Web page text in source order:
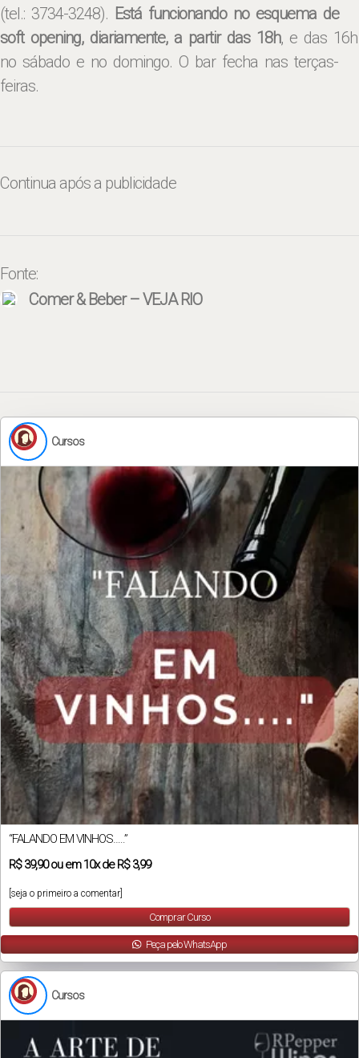
(tel.: 3734-3248). Está funcionando no esquema de
soft opening, diariamente, a partir das 18h, e das 16h
no sábado e no domingo. O bar fecha nas terças-
feiras.
Continua após a publicidade
Fonte:
Comer & Beber – VEJA RIO
Cursos
“FALANDO EM VINHOS…..”
R$39,90ou em10xdeR$ 3,99
[seja o primeiro a comentar]
Comprar Curso
Peça pelo WhatsApp
Cursos